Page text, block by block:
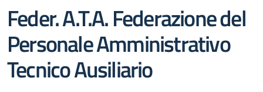
Feder. A.T.A. Federazione del
Personale Amministrativo
Tecnico Ausiliario